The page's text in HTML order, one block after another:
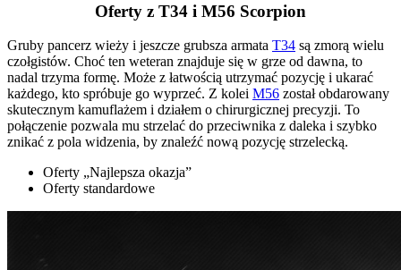
Oferty z T34 i M56 Scorpion
Gruby pancerz wieży i jeszcze grubsza armata T34 są zmorą wielu
czołgistów. Choć ten weteran znajduje się w grze od dawna, to
nadal trzyma formę. Może z łatwością utrzymać pozycję i ukarać
każdego, kto spróbuje go wyprzeć. Z kolei M56 został obdarowany
skutecznym kamuflażem i działem o chirurgicznej precyzji. To
połączenie pozwala mu strzelać do przeciwnika z daleka i szybko
znikać z pola widzenia, by znaleźć nową pozycję strzelecką.
Oferty „Najlepsza okazja”
Oferty standardowe